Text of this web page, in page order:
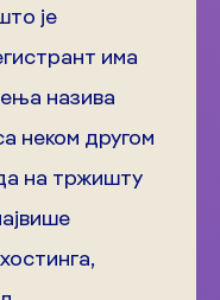
је
има
назива
неком другом
на тржишту